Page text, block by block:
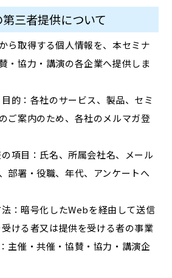
三者提供について
ら取得する個人情報を、本セミナ
・協力・講演の各企業へ提供しま
的：各社のサービス、製品、セミ
ご案内のため、各社のメルマガ登
項目：氏名、所属会社名、メール
部署・役職、年代、アンケートへ
：暗号化したWebを経由して送信
ける者又は提供を受ける者の事業
主催・共催・協賛・協力・講演企